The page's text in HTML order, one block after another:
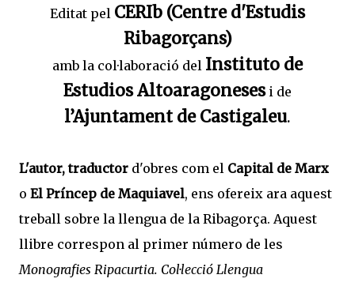
Editat pel CERIb (Centre d'Estudis
Ribagorçans)
amb la col·laboració del Instituto de
Estudios Altoaragonesesi de
l’Ajuntament de Castigaleu.
L'autor, traductor d'obres com el Capital de Marx
o El Príncep de Maquiavel, ens ofereix ara aquest
treball sobre la llengua de la Ribagorça. Aquest
llibre correspon al primer número de les
Monografies Ripacurtia. Col·lecció Llengua